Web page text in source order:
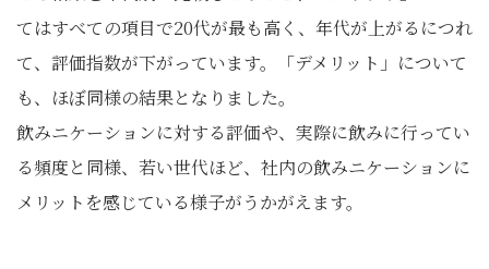
てはすべての項目で20代が最も高く、年代が上がるにつれ
て、評価指数が下がっています。「デメリット」について
も、ほぼ同様の結果となりました。
飲みニケーションに対する評価や、実際に飲みに行ってい
る頻度と同様、若い世代ほど、社内の飲みニケーションに
メリットを感じている様子がうかがえます。